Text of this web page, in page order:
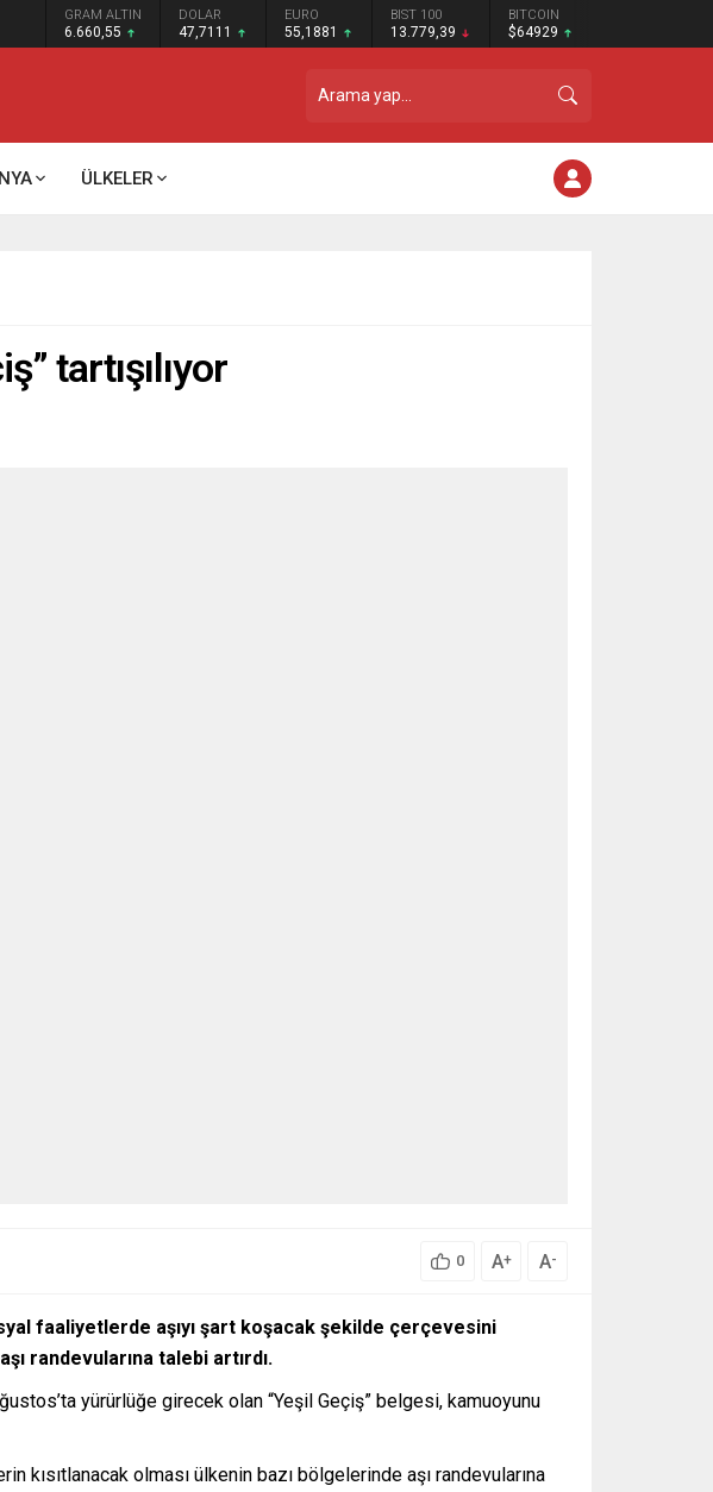
GRAM ALTIN
6.660,55
DOLAR
47,7111
EURO
55,1881
BIST 100
13.779,39
BITCOIN
$64929
ÜLKELER
tartışılıyor
0 A+ A-
faaliyetlerde aşıyı şart koşacak şekilde çerçevesini
randevularına talebi artırdı.
yürürlüğe girecek olan “Yeşil Geçiş” belgesi, kamuoyunu
kısıtlanacak olması ülkenin bazı bölgelerinde aşı randevularına